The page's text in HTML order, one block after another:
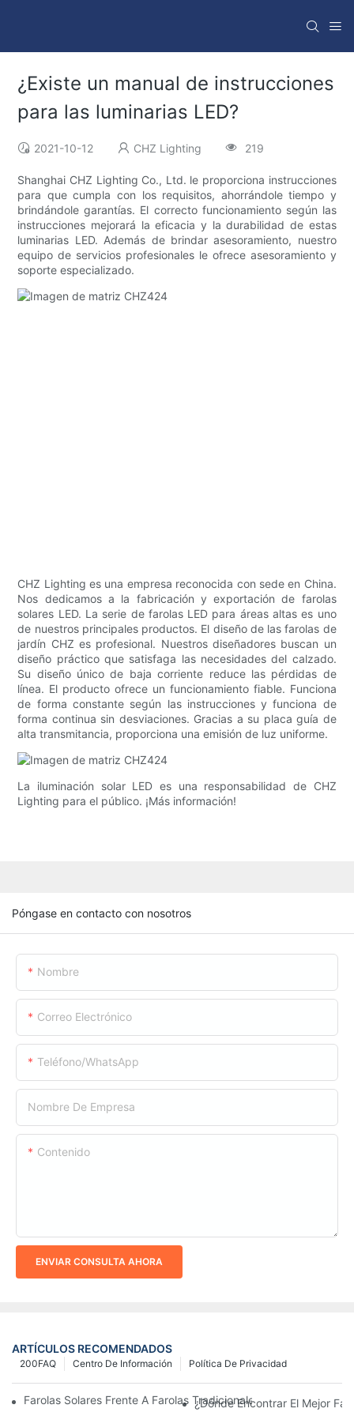
¿Existe un manual de instrucciones
para las luminarias LED?
2021-10-12 CHZ Lighting 219
Shanghai CHZ Lighting Co., Ltd. le proporciona instrucciones
para que cumpla con los requisitos, ahorrándole tiempo y
brindándole garantías. El correcto funcionamiento según las
instrucciones mejorará la eficacia y la durabilidad de estas
luminarias LED. Además de brindar asesoramiento, nuestro
equipo de servicios profesionales le ofrece asesoramiento y
soporte especializado.
CHZ Lighting es una empresa reconocida con sede en China.
Nos dedicamos a la fabricación y exportación de farolas
solares LED. La serie de farolas LED para áreas altas es uno
de nuestros principales productos. El diseño de las farolas de
jardín CHZ es profesional. Nuestros diseñadores buscan un
diseño práctico que satisfaga las necesidades del calzado.
Su diseño único de baja corriente reduce las pérdidas de
línea. El producto ofrece un funcionamiento fiable. Funciona
de forma constante según las instrucciones y funciona de
forma continua sin desviaciones. Gracias a su placa guía de
alta transmitancia, proporciona una emisión de luz uniforme.
La iluminación solar LED es una responsabilidad de CHZ
Lighting para el público. ¡Más información!
Póngase en contacto con nosotros
Nombre
Correo Electrónico
Teléfono/WhatsApp
Nombre De Empresa
Contenido
ENVIAR CONSULTA AHORA
ARTÍCULOS RECOMENDADOS
Política De Privacidad
Centro De Información
200FAQ
Farolas Solares Frente A Farolas Tradicionales: Coste, Retorno
¿Dónde Encontrar El Mejor